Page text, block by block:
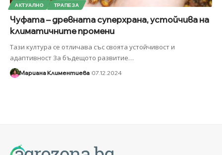
АКТУАЛНО ТРАПЕЗА
Чуфата – древната суперхрана, устойчива на
климатичните промени
Тази култура се отличава със своята устойчивост и
адаптивност За бъдещото развитие…
Мариана Климентиева 07.12.2024